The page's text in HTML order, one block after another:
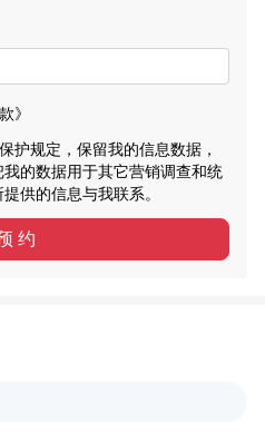
》
护规定，保留我的信息数据，
的数据用于其它营销调查和统
供的信息与我联系。
约